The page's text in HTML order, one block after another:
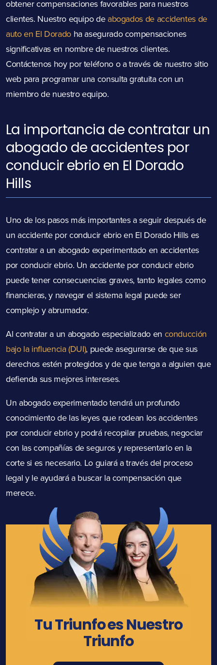
obtener compensaciones favorables para nuestros
clientes. Nuestro equipo de abogados de accidentes de
auto en El Doradoha asegurado compensaciones
significativas en nombre de nuestros clientes.
Contáctenos hoy por teléfono o a través de nuestro sitio
web para programar una consulta gratuita con un
miembro de nuestro equipo.
La importancia de contratar un
abogado de accidentes por
conducir ebrio en El Dorado
Hills
Uno de los pasos más importantes a seguir después de
un accidente por conducir ebrio en El Dorado Hills es
contratar a un abogado experimentado en accidentes
por conducir ebrio. Un accidente por conducir ebrio
puede tener consecuencias graves, tanto legales como
financieras, y navegar el sistema legal puede ser
complejo y abrumador.
Al contratar a un abogado especializado en conducción
bajo la influencia (DUI), puede asegurarse de que sus
derechos estén protegidos y de que tenga a alguien que
defienda sus mejores intereses.
Un abogado experimentado tendrá un profundo
conocimiento de las leyes que rodean los accidentes
por conducir ebrio y podrá recopilar pruebas, negociar
con las compañías de seguros y representarlo en la
corte si es necesario. Lo guiará a través del proceso
legal y le ayudará a buscar la compensación que
merece.
Tu Triunfo es Nuestro
Triunfo